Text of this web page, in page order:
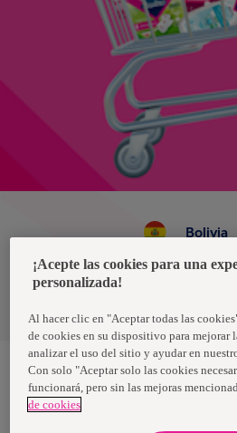
Política de
Bolivia
Nosotras, una marca de Essity - una
higiene y salud. Cada día, mil millones
¡Acepte las cookies para una
personalizada!
Al hacer clic en "Aceptar todas las
de cookies en su dispositivo para mejorar
analizar el uso del sitio y ayudar en
Con solo "Aceptar solo las cookies
funcionará, pero sin las mejoras
de cookies